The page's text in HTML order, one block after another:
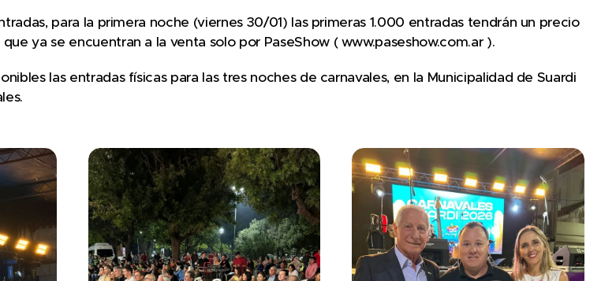
para la primera noche (viernes 30/01) las primeras 1.000 entradas tendrán un precio
ya se encuentran a la venta solo por PaseShow ( www.paseshow.com.ar ).
las entradas físicas para las tres noches de carnavales, en la Municipalidad de Suardi